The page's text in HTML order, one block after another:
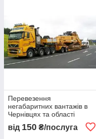
Перевезення
негабаритних вантажів в
Чернівцях та області
від 150 ₴/послуга